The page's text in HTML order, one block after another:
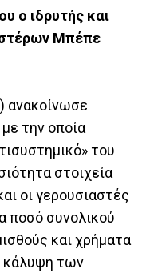
ο ιδρυτής και
Μπέπε
ανακοίνωσε
την οποία
του
στοιχεία
οι γερουσιαστές
ποσό συνολικού
και χρήματα
κάλυψη των